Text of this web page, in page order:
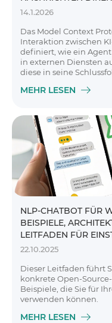
14.1.2026
Das Model Context
Interaktion zwischen
definiert, wie ein
in externen Diensten
diese in seine
MEHR LESEN
NLP-CHATBOT FÜR
BEISPIELE,
LEITFADEN FÜR
22.10.2025
Dieser Leitfaden führt
konkrete Open-
Beispiele, die Sie für
verwenden können.
MEHR LESEN